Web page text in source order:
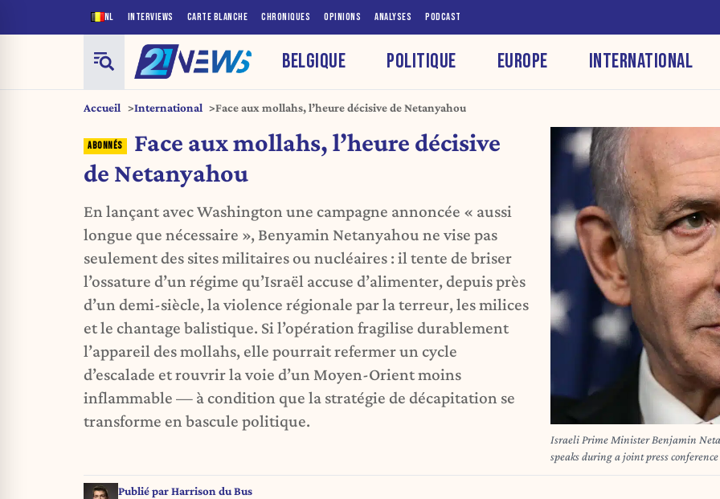
NL INTERVIEWS CARTE BLANCHE CHRONIQUES OPINIONS ANALYSES PODCAST
BELGIQUE POLITIQUE EUROPE INTERNATIONAL
Accueil International Face aux mollahs, l’heure décisive de Netanyahou
Face aux mollahs, l’heure décisive
de Netanyahou
En lançant avec Washington une campagne annoncée « aussi
longue que nécessaire », Benyamin Netanyahou ne vise pas
seulement des sites militaires ou nucléaires : il tente de briser
l’ossature d’un régime qu’Israël accuse d’alimenter, depuis près
d’un demi-siècle, la violence régionale par la terreur, les milices
et le chantage balistique. Si l’opération fragilise durablement
l’appareil des mollahs, elle pourrait refermer un cycle
d’escalade et rouvrir la voie d’un Moyen-Orient moins
inflammable — à condition que la stratégie de décapitation se
transforme en bascule politique.
Israeli Prime Minister Benjamin
speaks during a joint press
December 29, 2025. US President
Publié parHarrison du Bus